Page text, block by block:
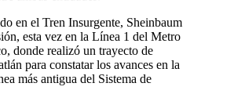
en el Tren Insurgente, Sheinbaum
esta vez en la Línea 1 del Metro
donde realizó un trayecto de
para constatar los avances en la
más antigua del Sistema de